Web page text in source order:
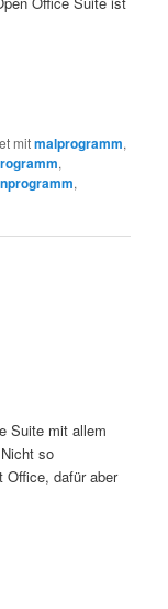
mitmalprogramm,
,
,
Suite mit allem
so
Office, dafür aber